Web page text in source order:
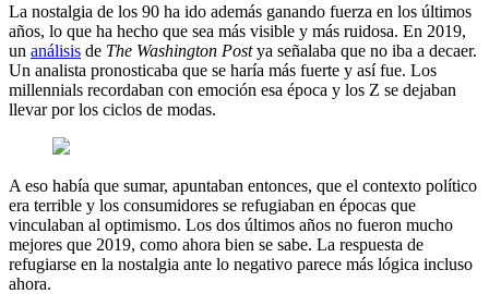
La nostalgia de los 90 ha ido además ganando fuerza en los últimos
años, lo que ha hecho que sea más visible y más ruidosa. En 2019,
un análisis de The Washington Postya señalaba que no iba a decaer.
Un analista pronosticaba que se haría más fuerte y así fue. Los
millennials recordaban con emoción esa época y los Z se dejaban
llevar por los ciclos de modas.
A eso había que sumar, apuntaban entonces, que el contexto político
era terrible y los consumidores se refugiaban en épocas que
vinculaban al optimismo. Los dos últimos años no fueron mucho
mejores que 2019, como ahora bien se sabe. La respuesta de
refugiarse en la nostalgia ante lo negativo parece más lógica incluso
ahora.